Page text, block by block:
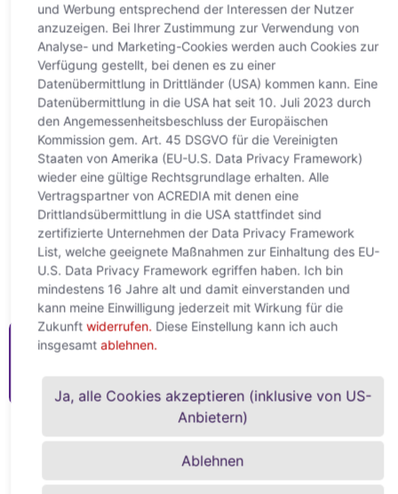
Nahostkonflikt treibt
Unternehmensinsolvenzen
deutlich stärker nach oben
22. April 2026
Weltweite Unternehmensinsolvenzen steigen 2026 um +6 %
– deutlich stärker als in der Vorkrisenprognose (+3 %) Für
2027 wird kein Rückgang mehr erwartet, sondern eine
Weiterlesen »
Mehr Content von ACREDIA
Jetzt lesen
und Werbung entsprechend der Interessen der Nutzer
anzuzeigen. Bei Ihrer Zustimmung zur Verwendung von
Analyse- und Marketing-Cookies werden auch Cookies zur
Verfügung gestellt, bei denen es zu einer
Datenübermittlung in Drittländer (USA) kommen kann. Eine
Datenübermittlung in die USA hat seit 10. Juli 2023 durch
den Angemessenheitsbeschluss der Europäischen
Kommission gem. Art. 45 DSGVO für die Vereinigten
Staaten von Amerika (EU-U.S. Data Privacy Framework)
wieder eine gültige Rechtsgrundlage erhalten. Alle
Vertragspartner von ACREDIA mit denen eine
Drittlandsübermittlung in die USA stattfindet sind
zertifizierte Unternehmen der Data Privacy Framework
List, welche geeignete Maßnahmen zur Einhaltung des EU-
U.S. Data Privacy Framework egriffen haben. Ich bin
mindestens 16 Jahre alt und damit einverstanden und
kann meine Einwilligung jederzeit mit Wirkung für die
Zukunft widerrufen. Diese Einstellung kann ich auch
insgesamt ablehnen.
Ja, alle Cookies akzeptieren (inklusive von US-
Anbietern)
Ablehnen